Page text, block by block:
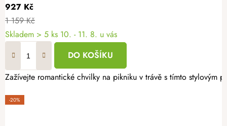
927 Kč
1 159 Kč
Skladem > 5 ks 10. - 11. 8. u vás
DO KOŠÍKU
Zažívejte romantické chvilky na pikniku v trávě s tímto stylovým
-20%